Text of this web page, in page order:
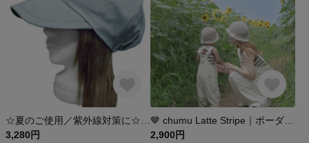
3,280円
2,900円